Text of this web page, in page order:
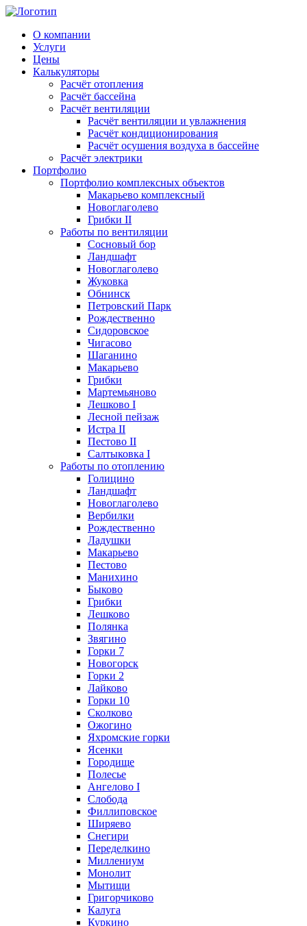
О компании
Услуги
Цены
Калькуляторы
Расчёт отопления
Расчёт бассейна
Расчёт вентиляции
Расчёт вентиляции и увлажнения
Расчёт кондиционирования
Расчёт осушения воздуха в бассейне
Расчёт электрики
Портфолио
Портфолио комплексных объектов
Макарьево комплексный
Новоглаголево
Грибки II
Работы по вентиляции
Сосновый бор
Ландшафт
Новоглаголево
Жуковка
Обнинск
Петровский Парк
Рождественно
Сидоровское
Чигасово
Шаганино
Макарьево
Грибки
Мартемьяново
Лешково I
Лесной пейзаж
Истра II
Пестово II
Салтыковка I
Работы по отоплению
Голицино
Ландшафт
Новоглаголево
Вербилки
Рождественно
Ладушки
Макарьево
Пестово
Манихино
Быково
Грибки
Лешково
Полянка
Звягино
Горки 7
Новогорск
Горки 2
Лайково
Горки 10
Сколково
Ожогино
Яхромские горки
Ясенки
Городище
Полесье
Ангелово I
Слобода
Филлиповское
Ширяево
Снегири
Переделкино
Миллениум
Монолит
Мытищи
Григорчиково
Калуга
Куркино